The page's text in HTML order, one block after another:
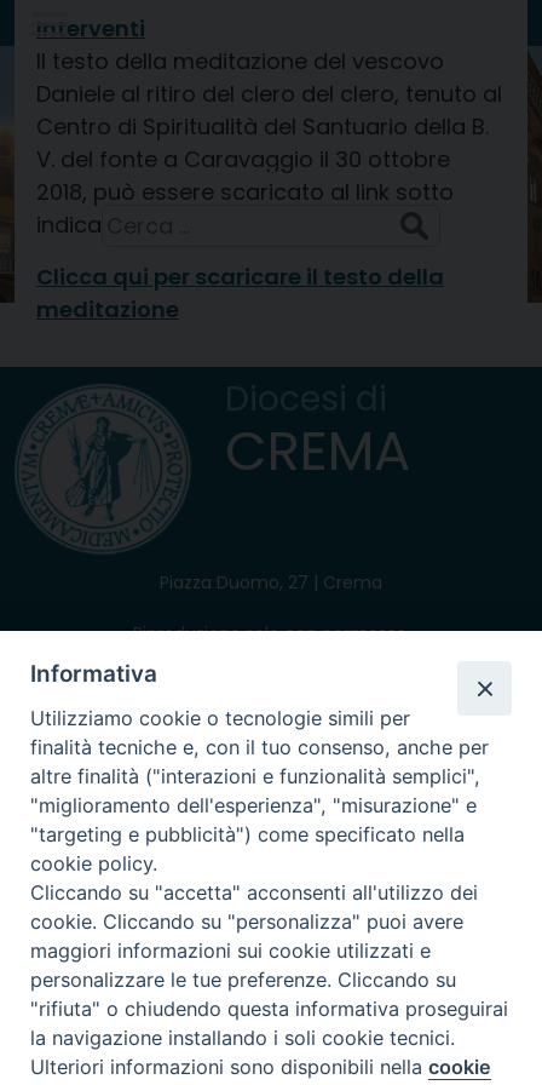
to
content
Diocesi di
CREMA
San Domenico, sacerdote
Interventi
Il testo della meditazione del vescovo
Daniele al ritiro del clero del clero, tenuto al
Centro di Spiritualità del Santuario della B.
V. del fonte a Caravaggio il 30 ottobre
2018, può essere scaricato al link sotto
indicato.
Clicca qui per scaricare il testo della
meditazione
CREMA
Piazza Duomo, 27 | Crema
Riproduzione solo con permesso.
powered with
Preferenze Cookie
Informativa
Utilizziamo cookie o tecnologie simili per
finalità tecniche e, con il tuo consenso, anche per
altre finalità ("interazioni e funzionalità semplici",
"miglioramento dell'esperienza", "misurazione" e
"targeting e pubblicità") come specificato nella
cookie policy.
Cliccando su "accetta" acconsenti all'utilizzo dei
cookie. Cliccando su "personalizza" puoi avere
maggiori informazioni sui cookie utilizzati e
personalizzare le tue preferenze. Cliccando su
"rifiuta" o chiudendo questa informativa proseguirai
la navigazione installando i soli cookie tecnici.
Ulteriori informazioni sono disponibili nellacookie